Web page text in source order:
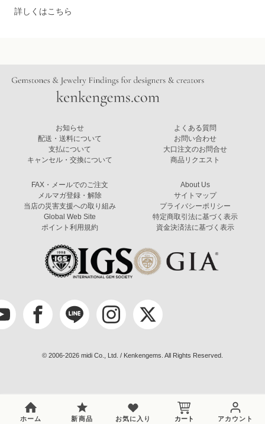
詳しくはこちら
お知らせ
配送・送料について
支払について
キャンセル・交換について
よくある質問
お問い合わせ
大口注文のお問合せ
商品リクエスト
FAX・メールでのご注文
メルマガ登録・解除
当店の災害支援への取り組み
Global Web Site
ポイント利用規約
About Us
サイトマップ
プライバシーポリシー
特定商取引法に基づく表示
資金決済法に基づく表示
© 2006-2026 midi Co., Ltd. / Kenkengems. All Rights Reserved.
ホーム 新商品 お気に入り カート アカウント